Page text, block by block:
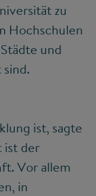
zu
Hochschulen
und
ist, sagte
ist der
Vor allem
in